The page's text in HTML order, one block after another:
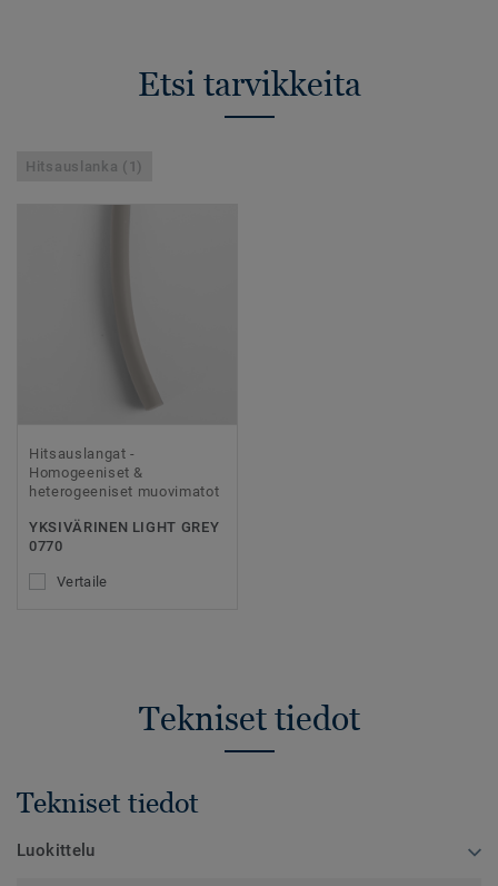
Etsi tarvikkeita
Hitsauslanka (1)
Hitsauslangat -
Homogeeniset &
heterogeeniset muovimatot
YKSIVÄRINEN LIGHT GREY
0770
Vertaile
Tekniset tiedot
Tekniset tiedot
Luokittelu